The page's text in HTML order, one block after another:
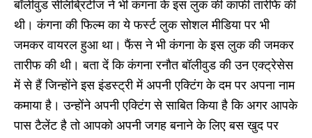
बॉलीवुड सेलिब्रिटीज ने भी कंगना के इस लुक की काफी तारीफें की
थी। कंगना की फिल्म का ये फर्स्ट लुक सोशल मीडिया पर भी
जमकर वायरल हुआ था। फैंस ने भी कंगना के इस लुक की जमकर
तारीफ की थी। बता दें कि कंगना रनौत बॉलीवुड की उन एक्ट्रेसेस
में से हैं जिन्होंने इस इंडस्ट्री में अपनी एक्टिंग के दम पर अपना नाम
कमाया है। उन्होंने अपनी एक्टिंग से साबित किया है कि अगर आपके
पास टैलेंट है तो आपको अपनी जगह बनाने के लिए बस खुद पर